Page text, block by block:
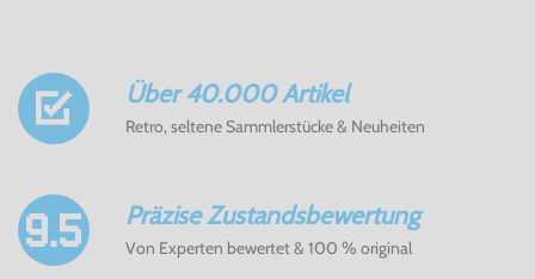
Über 40.000 Artikel
Retro, seltene Sammlerstücke & Neuheiten
Präzise Zustandsbewertung
Von Experten bewertet & 100 % original